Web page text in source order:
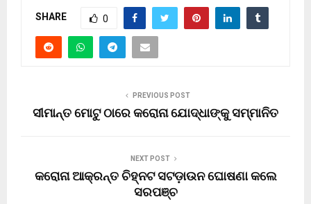
SHARE 0
PREVIOUS POST
ସୀମାନ୍ତ ମୋଟୁ ଠାରେ କରୋନା ଯୋଦ୍ଧାଙ୍କୁ ସମ୍ମାନିତ
NEXT POST
କରୋନା ଆକ୍ରନ୍ତ ଚିହ୍ନଟ ସଟଡ଼ାଉନ ଘୋଷଣା କଲେ
ସରପଞ୍ଚ